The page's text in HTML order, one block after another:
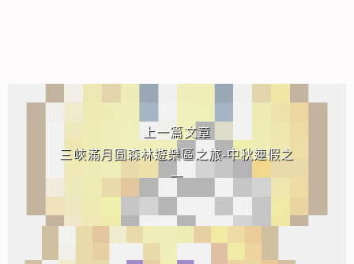
上一篇文章
三峽滿月圓森林遊樂區之旅-中秋連假之
一